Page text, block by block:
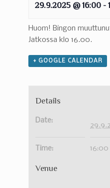
29.9.2025 @ 16:00-
Huom! Bingon
Jatkossa klo 16.00.
+ GOOGLE CALENDAR
Details
Date:
Time:
Venue